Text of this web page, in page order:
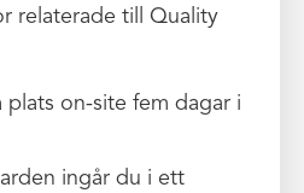
relaterade till Quality
plats on-site fem dagar i
ingår du i ett